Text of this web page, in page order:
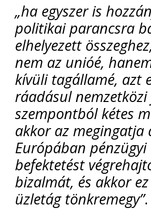
„ha egyszer is
politikai parancsra
elhelyezett
nem az unióé,
kívüli tagállamé, azt
ráadásul
szempontból kétes
akkor az megingatja
Európában pénzügyi
befektetést
bizalmát, és akkor
üzletág tönkremegy”.